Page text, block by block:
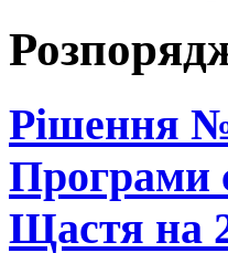
Рішення
Програми
Щастя на